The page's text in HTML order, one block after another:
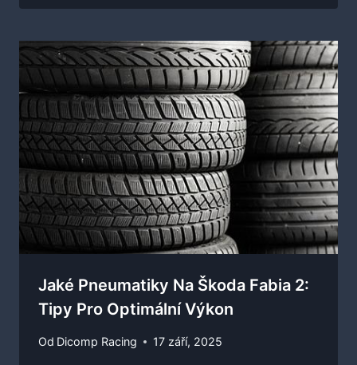
Jaké Pneumatiky Na Škoda Fabia 2:
Tipy Pro Optimální Výkon
Od Dicomp Racing 17 září, 2025